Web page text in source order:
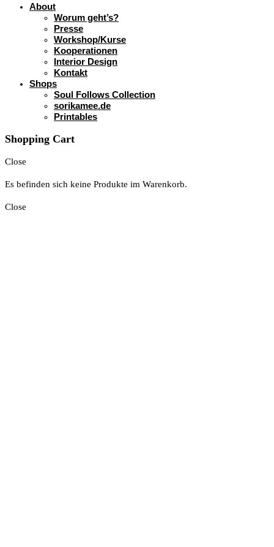
About
Worum geht’s?
Presse
Workshop/Kurse
Kooperationen
Interior Design
Kontakt
Shops
Soul Follows Collection
sorikamee.de
Printables
Shopping Cart
Close
Es befinden sich keine Produkte im Warenkorb.
Close